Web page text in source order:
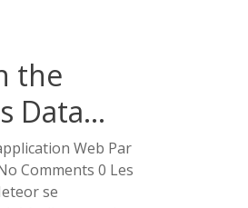
the
Data
Web Par
Comments 0 Les
se